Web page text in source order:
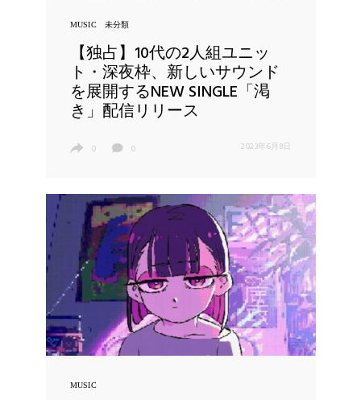
MUSIC 未分類
【独占】10代の2人組ユニッ
ト・深夜枠、新しいサウンド
を展開するNEW SINGLE「渇
き」配信リリース
0 0 2023年6月8日
MUSIC